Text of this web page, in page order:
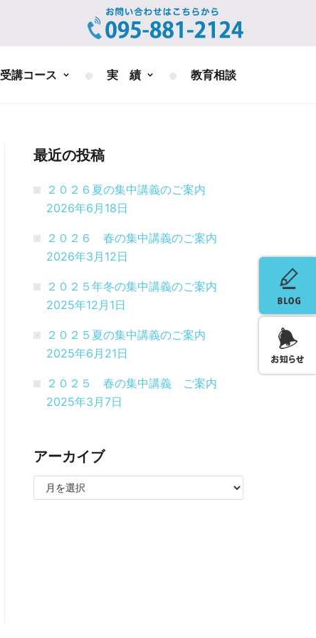
受講コース 実 績 教育相談
最近の投稿
２０２６夏の集中講義のご案内
2026年6月18日
２０２６ 春の集中講義のご案内
2026年3月12日
２０２５年冬の集中講義のご案内
2025年12月1日
２０２５夏の集中講義のご案内
2025年6月21日
２０２５ 春の集中講義 ご案内
2025年3月7日
アーカイブ